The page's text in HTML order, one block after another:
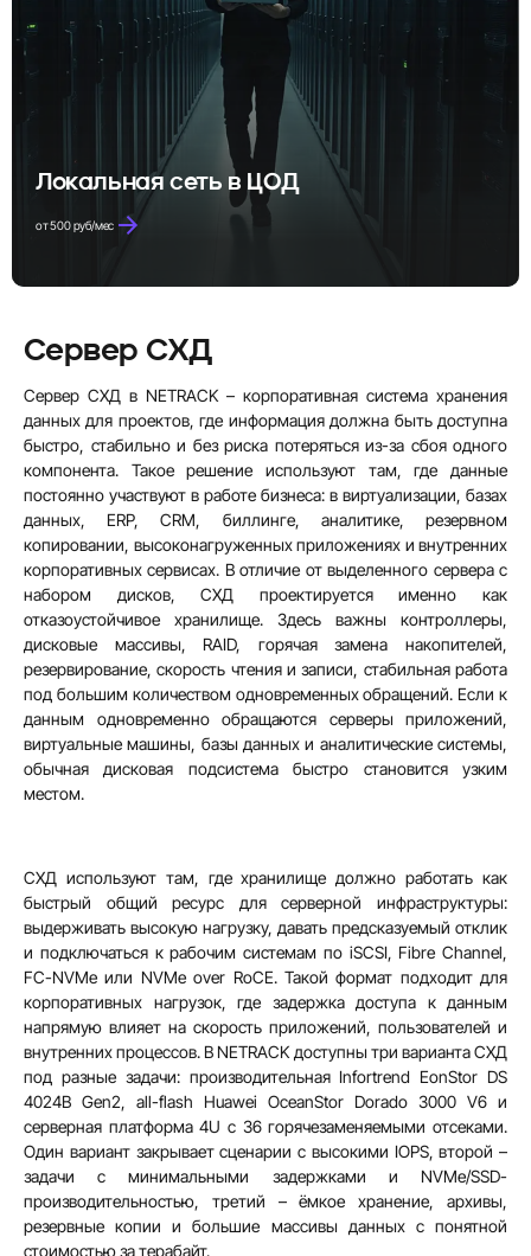
Локальная сеть в ЦОД
от 500 руб/мес
Сервер СХД
Сервер СХД в NETRACK – корпоративная система хранения
данных для проектов, где информация должна быть доступна
быстро, стабильно и без риска потеряться из-за сбоя одного
компонента. Такое решение используют там, где данные
постоянно участвуют в работе бизнеса: в виртуализации, базах
данных, ERP, CRM, биллинге, аналитике, резервном
копировании, высоконагруженных приложениях и внутренних
корпоративных сервисах. В отличие от выделенного сервера с
набором дисков, СХД проектируется именно как
отказоустойчивое хранилище. Здесь важны контроллеры,
дисковые массивы, RAID, горячая замена накопителей,
резервирование, скорость чтения и записи, стабильная работа
под большим количеством одновременных обращений. Если к
данным одновременно обращаются серверы приложений,
виртуальные машины, базы данных и аналитические системы,
обычная дисковая подсистема быстро становится узким
местом.
СХД используют там, где хранилище должно работать как
быстрый общий ресурс для серверной инфраструктуры:
выдерживать высокую нагрузку, давать предсказуемый отклик
и подключаться к рабочим системам по iSCSI, Fibre Channel,
FC-NVMe или NVMe over RoCE. Такой формат подходит для
корпоративных нагрузок, где задержка доступа к данным
напрямую влияет на скорость приложений, пользователей и
внутренних процессов. В NETRACK доступны три варианта СХД
под разные задачи: производительная Infortrend EonStor DS
4024B Gen2, all-flash Huawei OceanStor Dorado 3000 V6 и
серверная платформа 4U с 36 горячезаменяемыми отсеками.
Один вариант закрывает сценарии с высокими IOPS, второй –
задачи с минимальными задержками и NVMe/SSD-
производительностью, третий – ёмкое хранение, архивы,
резервные копии и большие массивы данных с понятной
стоимостью за терабайт.